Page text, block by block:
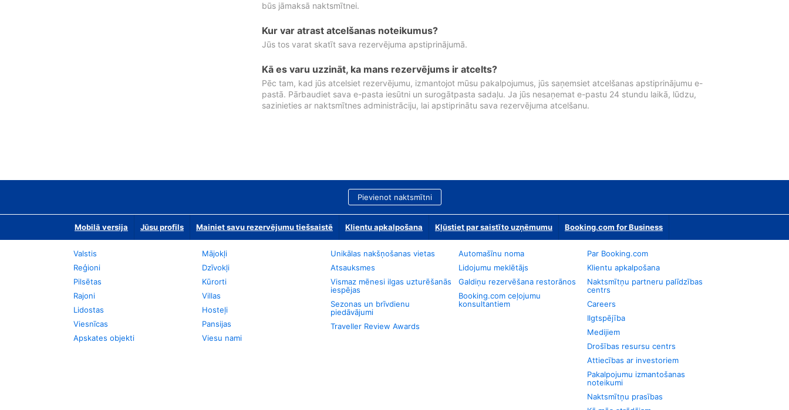
būs jāmaksā naktsmītnei.
Kur var atrast atcelšanas noteikumus?
Jūs tos varat skatīt sava rezervējuma apstiprinājumā.
Kā es varu uzzināt, ka mans rezervējums ir atcelts?
Pēc tam, kad jūs atcelsiet rezervējumu, izmantojot mūsu pakalpojumus, jūs saņemsiet atcelšanas apstiprinājumu e-
pastā. Pārbaudiet sava e-pasta iesūtni un surogātpasta sadaļu. Ja jūs nesaņemat e-pastu 24 stundu laikā, lūdzu,
sazinieties ar naktsmītnes administrāciju, lai apstiprinātu sava rezervējuma atcelšanu.
Pievienot naktsmītni
Mobilā versija Jūsu profils Mainiet savu rezervējumu tiešsaistē Klientu apkalpošana Kļūstiet par saistīto uzņēmumu Booking.com for Business
Valstis
Reģioni
Pilsētas
Rajoni
Lidostas
Viesnīcas
Apskates objekti
Mājokļi
Dzīvokļi
Kūrorti
Villas
Hosteļi
Pansijas
Viesu nami
Unikālas nakšņošanas vietas
Atsauksmes
Vismaz mēnesi ilgas uzturēšanās
iespējas
Sezonas un brīvdienu
piedāvājumi
Traveller Review Awards
Automašīnu noma
Lidojumu meklētājs
Galdiņu rezervēšana restorānos
Booking.com ceļojumu
konsultantiem
Par Booking.com
Klientu apkalpošana
Naktsmītņu partneru palīdzības
centrs
Careers
Ilgtspējība
Medijiem
Drošības resursu centrs
Attiecības ar investoriem
Pakalpojumu izmantošanas
noteikumi
Naktsmītņu prasības